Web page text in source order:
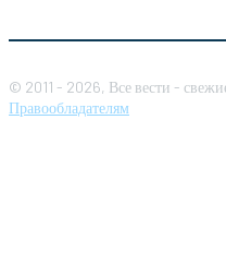
© 2011 - 2026, Все вести -
Правообладателям